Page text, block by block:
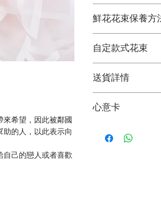
來希望，因此被鄰國
的人，以此表示向
自己的戀人或者喜歡
可擺放約一星期
鮮花花束保養方
2. 放在通風環境和陰
3. 避免陽光直接照
4. 盡快剔除任何已
5. 可於每次換水時
自定款式花束
＞詳情請聯絡我們
送貨詳情
料。
A. 9:00 - 13:00
心意卡
可於下訂單時寫下